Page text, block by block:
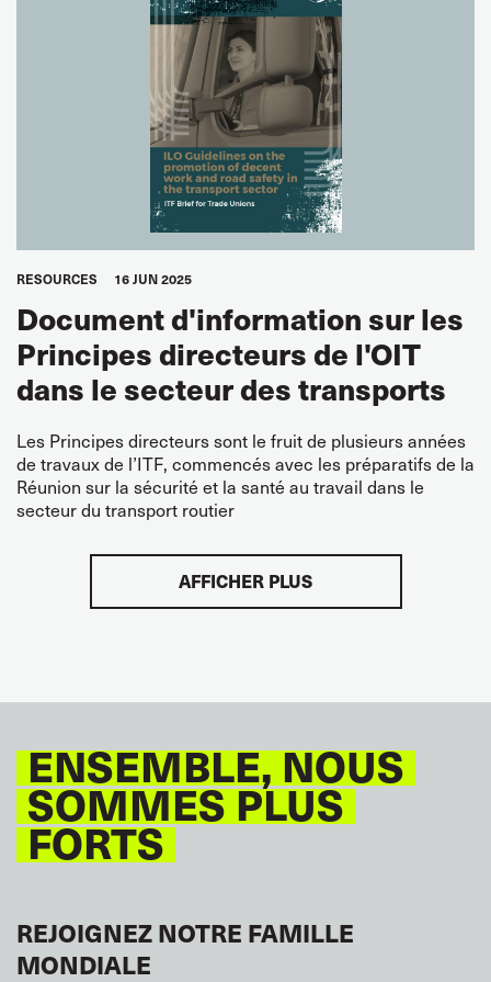
RESOURCES 16 JUN 2025
Document d'information sur les
Principes directeurs de l'OIT
dans le secteur des transports
Les Principes directeurs sont le fruit de plusieurs années
de travaux de l’ITF, commencés avec les préparatifs de la
Réunion sur la sécurité et la santé au travail dans le
secteur du transport routier
AFFICHER PLUS
ENSEMBLE, NOUS
SOMMES PLUS
FORTS
REJOIGNEZ NOTRE FAMILLE
MONDIALE